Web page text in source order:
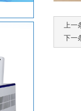
上一
下一